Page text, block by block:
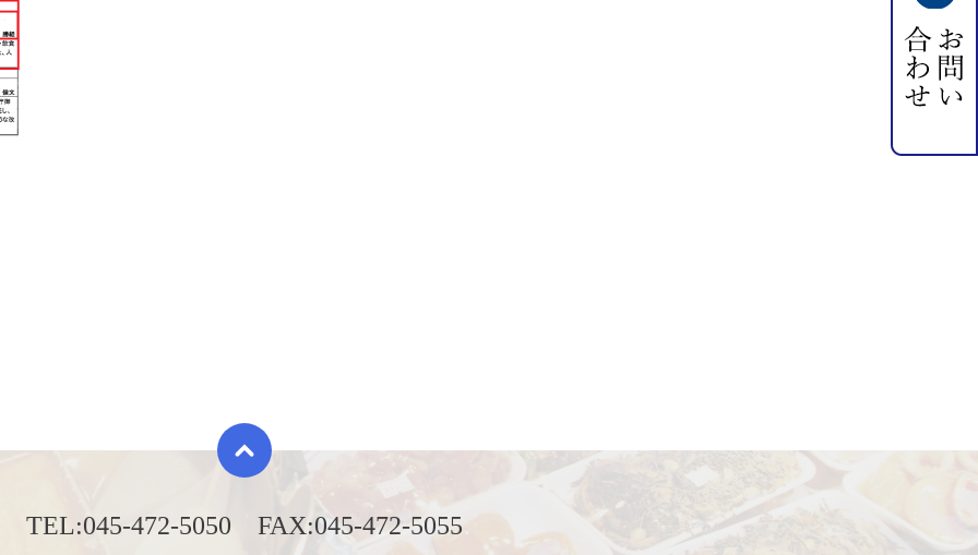
TEL:045-472-5050 FAX:045-472-5055